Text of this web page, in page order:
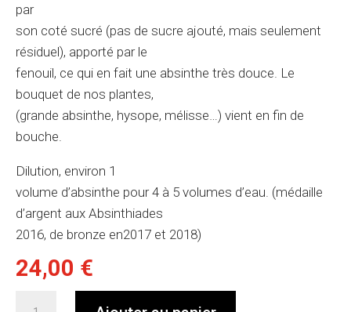
par
son coté sucré (pas de sucre ajouté, mais seulement
résiduel), apporté par le
fenouil, ce qui en fait une absinthe très douce. Le
bouquet de nos plantes,
(grande absinthe, hysope, mélisse…) vient en fin de
bouche.
Dilution, environ 1
volume d’absinthe pour 4 à 5 volumes d’eau. (médaille
d’argent aux Absinthiades
2016, de bronze en2017 et 2018)
24,00 €